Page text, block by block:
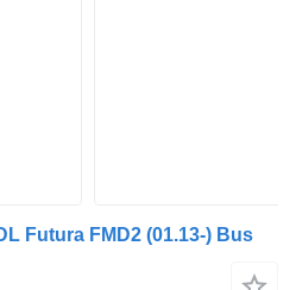
Futura FMD2 (01.13-) Bus